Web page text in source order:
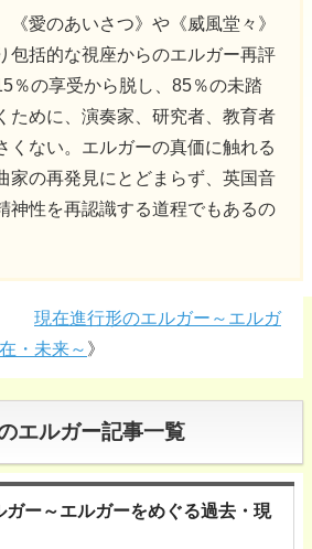
愛のあいさつ》や《威風堂々》
包括的な視座からのエルガー再評
％の享受から脱し、85％の未踏
ために、演奏家、研究者、教育者
くない。エルガーの真価に触れる
家の再発見にとどまらず、英国音
神性を再認識する道程でもあるの
現在進行形のエルガー～エルガ
・未来～ 》
エルガー記事一覧
ガー～エルガーをめぐる過去・現